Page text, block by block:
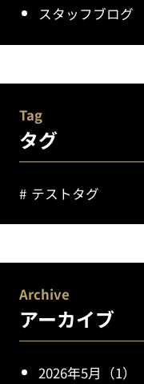
スタッフブログ
Tag
タグ
テストタグ
Archive
アーカイブ
2026年5月（1）